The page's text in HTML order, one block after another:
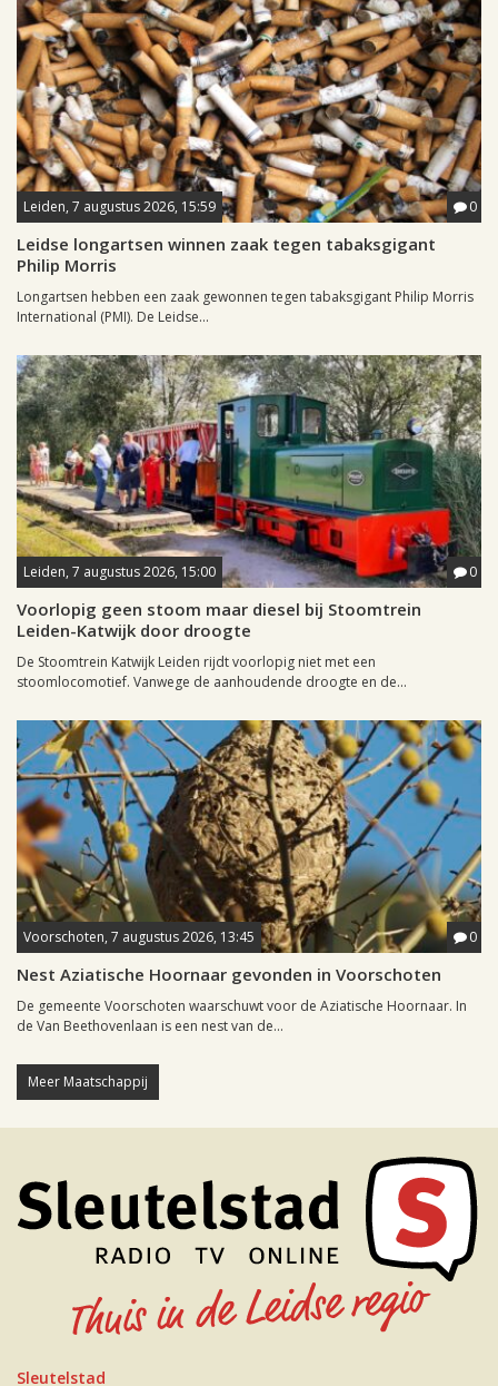
Leiden, 7 augustus 2026, 15:59 0
Leidse longartsen winnen zaak tegen tabaksgigant
Philip Morris
Longartsen hebben een zaak gewonnen tegen tabaksgigant Philip Morris
International (PMI). De Leidse...
Leiden, 7 augustus 2026, 15:00 0
Voorlopig geen stoom maar diesel bij Stoomtrein
Leiden-Katwijk door droogte
De Stoomtrein Katwijk Leiden rijdt voorlopig niet met een
stoomlocomotief. Vanwege de aanhoudende droogte en de...
Voorschoten, 7 augustus 2026, 13:45 0
Nest Aziatische Hoornaar gevonden in Voorschoten
De gemeente Voorschoten waarschuwt voor de Aziatische Hoornaar. In
de Van Beethovenlaan is een nest van de...
Meer Maatschappij
Sleutelstad